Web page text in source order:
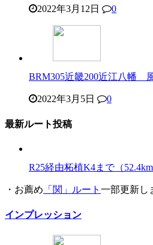
2022年3月12日 0
BRM305近畿200近江八幡
2022年3月5日 0
最新ルート投稿
R25経由柘植K4まで（52.4km
・お薦め 「関」ルート 一部更新し
インプレッション